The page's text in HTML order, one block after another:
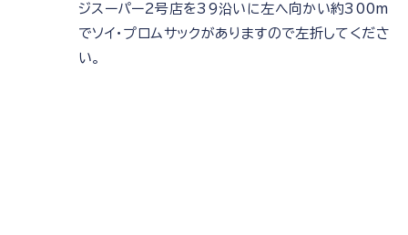
ジスーパー2号店を39沿いに左へ向かい約300m
でソイ・プロムサックがありますので左折してくださ
い。